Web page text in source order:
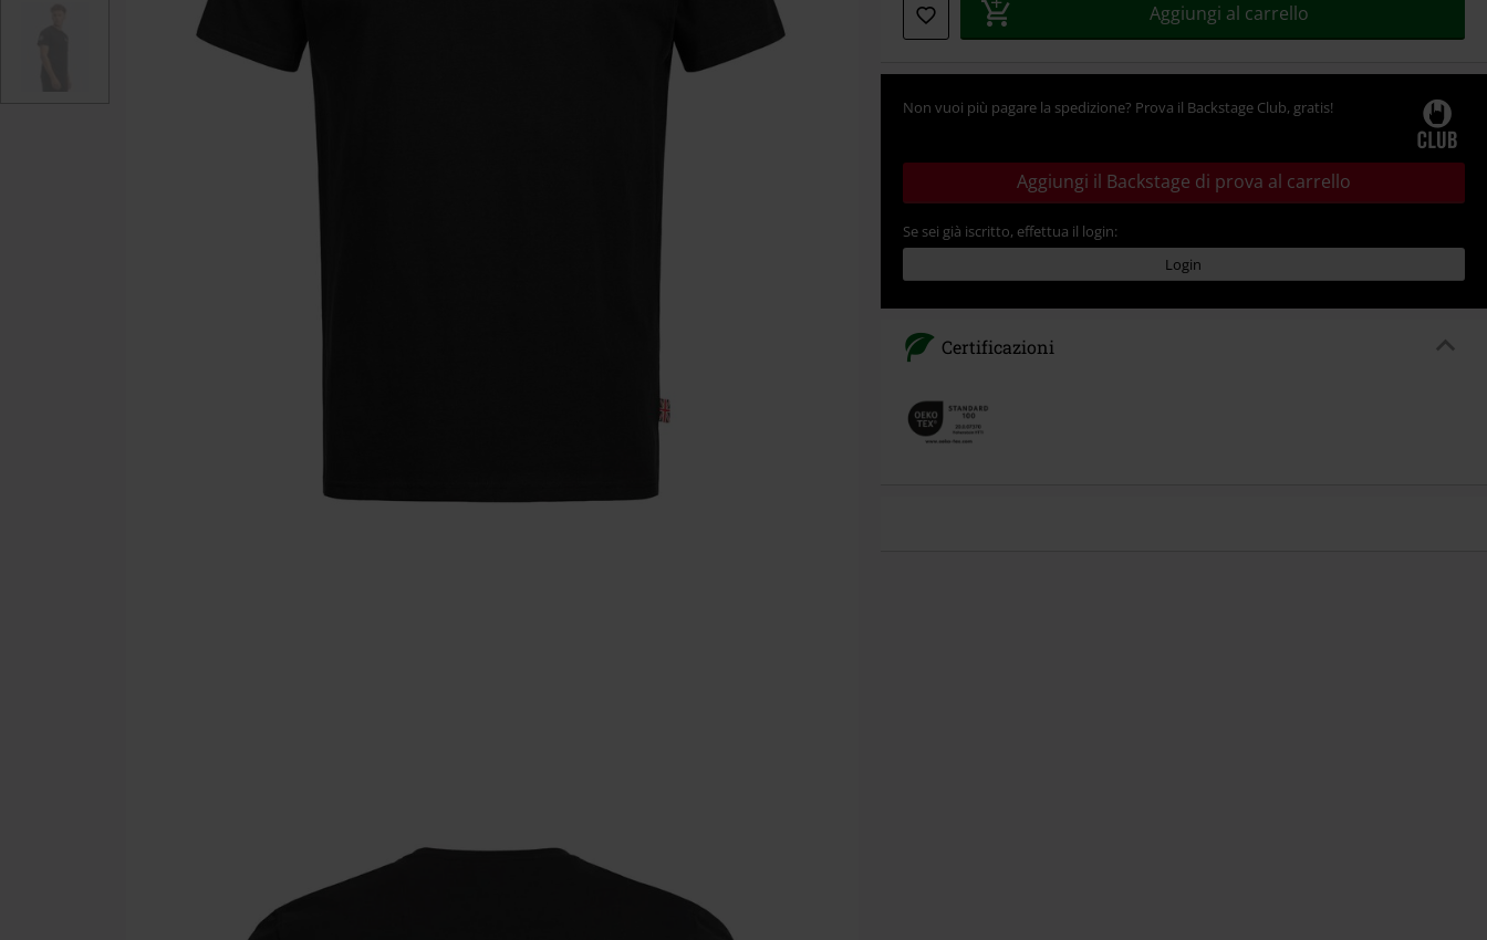
Aggiungi al carrello
Non vuoi più pagare la spedizione? Prova il Backstage Club, gratis!
Aggiungi il Backstage di prova al carrello
Se sei già iscritto, effettua il login:
Login
Certificazioni